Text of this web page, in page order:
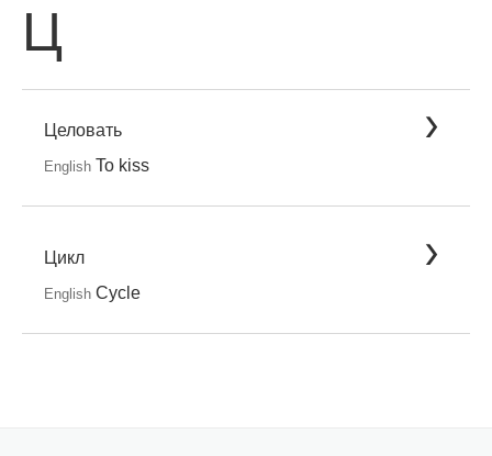
Ц
Целовать
English To kiss
Цикл
English Cycle